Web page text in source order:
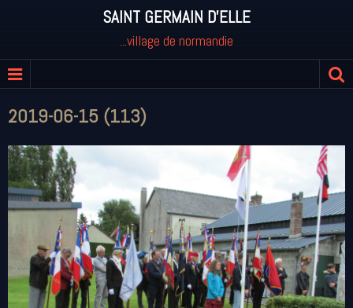
SAINT GERMAIN D'ELLE
...village de normandie
2019-06-15 (113)